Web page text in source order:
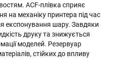
ACF-плівка сприяє
на механіку принтера під час
експонування шару. Завдяки
друку та знижується
моделей. Резервуар
стійких до впливу